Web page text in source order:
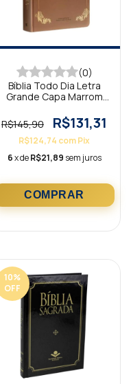
(0)
Bíblia Todo Dia Letra
Grande Capa Marrom
R$145,90
R$131,31
R$124,74 comPix
6x deR$21,89 sem juros
10%
OFF